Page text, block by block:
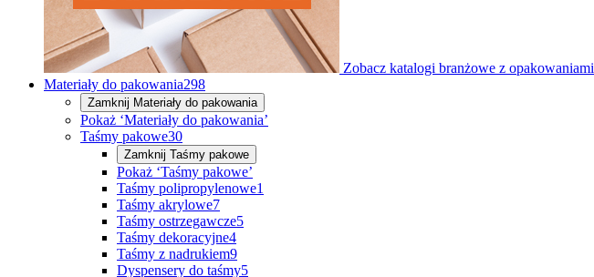
Zobacz katalogi branżowe z opakowaniami
Materiały do pakowania298
Zamknij Materiały do pakowania
Pokaż ‘Materiały do pakowania’
Taśmy pakowe30
Zamknij Taśmy pakowe
Pokaż ‘Taśmy pakowe’
Taśmy polipropylenowe1
Taśmy akrylowe7
Taśmy ostrzegawcze5
Taśmy dekoracyjne4
Taśmy z nadrukiem9
Dyspensery do taśmy5